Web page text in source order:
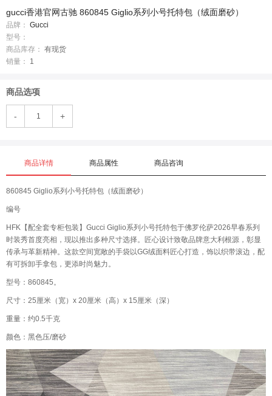
gucci香港官网古驰 860845 Giglio系列小号托特包（绒面磨砂）
品牌： Gucci
型号：
商品库存： 有现货
销量：
1
商品选项
- +
商品详情 商品属性 商品咨询
860845 Giglio系列小号托特包（绒面磨砂）
编号
HFK【配全套专柜包装】Gucci Giglio系列小号托特包于佛罗伦萨2026早春系列
时装秀首度亮相，现以推出多种尺寸选择。匠心设计致敬品牌意大利根源，彰显
传承与革新精神。这款空间宽敞的手袋以GG绒面料匠心打造，饰以织带滚边，配
有可拆卸手拿包，更添时尚魅力。
型号：860845。
尺寸：25厘米（宽）x 20厘米（高）x 15厘米（深）
重量：约0.5千克
颜色：黑色压/磨砂